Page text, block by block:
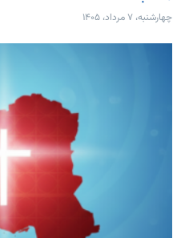
چهارشنبه، ۷ مرداد، ۱۴۰۵